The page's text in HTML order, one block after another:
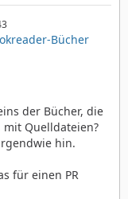
Bücher
der Bücher, die
Quelldateien?
hin.
für einen PR